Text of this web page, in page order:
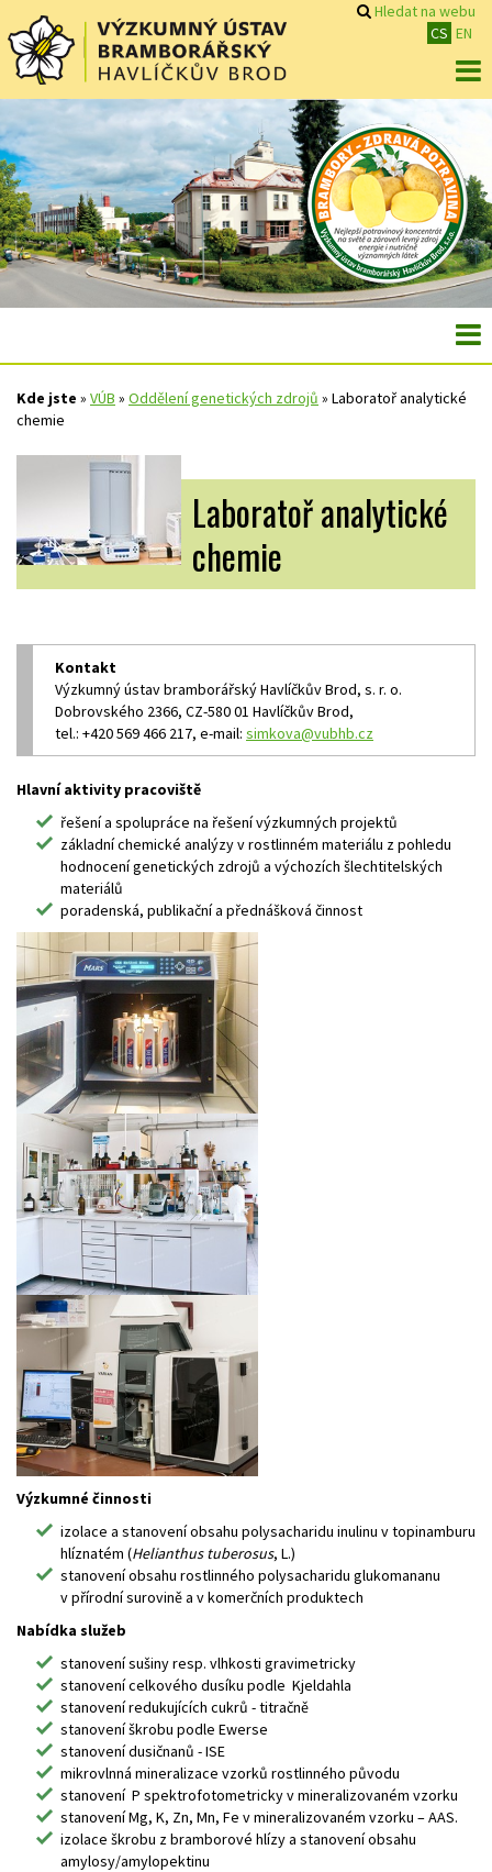
Hledat na webu
CS EN
Kde jste » VÚB » Oddělení genetických zdrojů » Laboratoř analytické
chemie
Laboratoř analytické
chemie
Kontakt
Výzkumný ústav bramborářský Havlíčkův Brod, s. r. o.
Dobrovského 2366, CZ-580 01 Havlíčkův Brod,
tel.: +420 569 466 217, e-mail: simkova@vubhb.cz
Hlavní aktivity pracoviště
řešení a spolupráce na řešení výzkumných projektů
základní chemické analýzy v rostlinném materiálu z pohledu
hodnocení genetických zdrojů a výchozích šlechtitelských
materiálů
poradenská, publikační a přednášková činnost
Výzkumné činnosti
izolace a stanovení obsahu polysacharidu inulinu v topinamburu
hlíznatém (Helianthus tuberosus, L.)
stanovení obsahu rostlinného polysacharidu glukomananu
v přírodní surovině a v komerčních produktech
Nabídka služeb
stanovení sušiny resp. vlhkosti gravimetricky
stanovení celkového dusíku podle Kjeldahla
stanovení redukujících cukrů - titračně
stanovení škrobu podle Ewerse
stanovení dusičnanů - ISE
mikrovlnná mineralizace vzorků rostlinného původu
stanovení P spektrofotometricky v mineralizovaném vzorku
stanovení Mg, K, Zn, Mn, Fe v mineralizovaném vzorku – AAS.
izolace škrobu z bramborové hlízy a stanovení obsahu
amylosy/amylopektinu